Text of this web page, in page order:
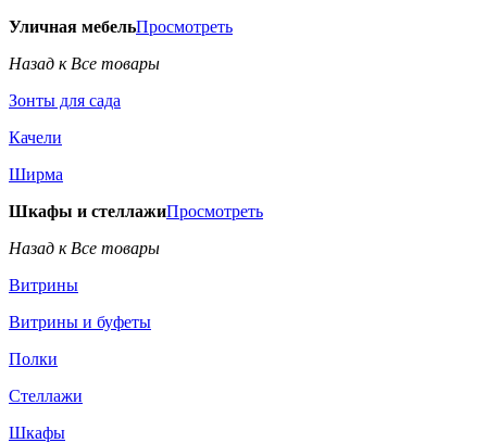
Уличная мебельПросмотреть
Назад к Все товары
Зонты для сада
Качели
Ширма
Шкафы и стеллажиПросмотреть
Назад к Все товары
Витрины
Витрины и буфеты
Полки
Стеллажи
Шкафы